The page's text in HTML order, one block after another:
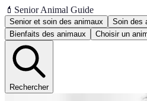
💄 Senior Animal Guide
Senior et soin des animaux
Soin des
Bienfaits des animaux
Choisir un
Rechercher